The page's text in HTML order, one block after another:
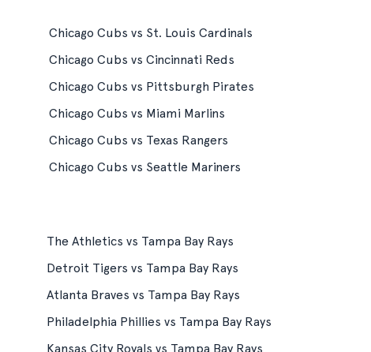
Chicago Cubs vs St. Louis Cardinals
Chicago Cubs vs Cincinnati Reds
Chicago Cubs vs Pittsburgh Pirates
Chicago Cubs vs Miami Marlins
Chicago Cubs vs Texas Rangers
Chicago Cubs vs Seattle Mariners
The Athletics vs Tampa Bay Rays
Detroit Tigers vs Tampa Bay Rays
Atlanta Braves vs Tampa Bay Rays
Philadelphia Phillies vs Tampa Bay Rays
Kansas City Royals vs Tampa Bay Rays